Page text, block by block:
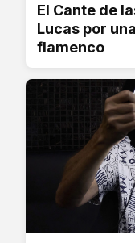
El Cante de
Lucas por
flamenco